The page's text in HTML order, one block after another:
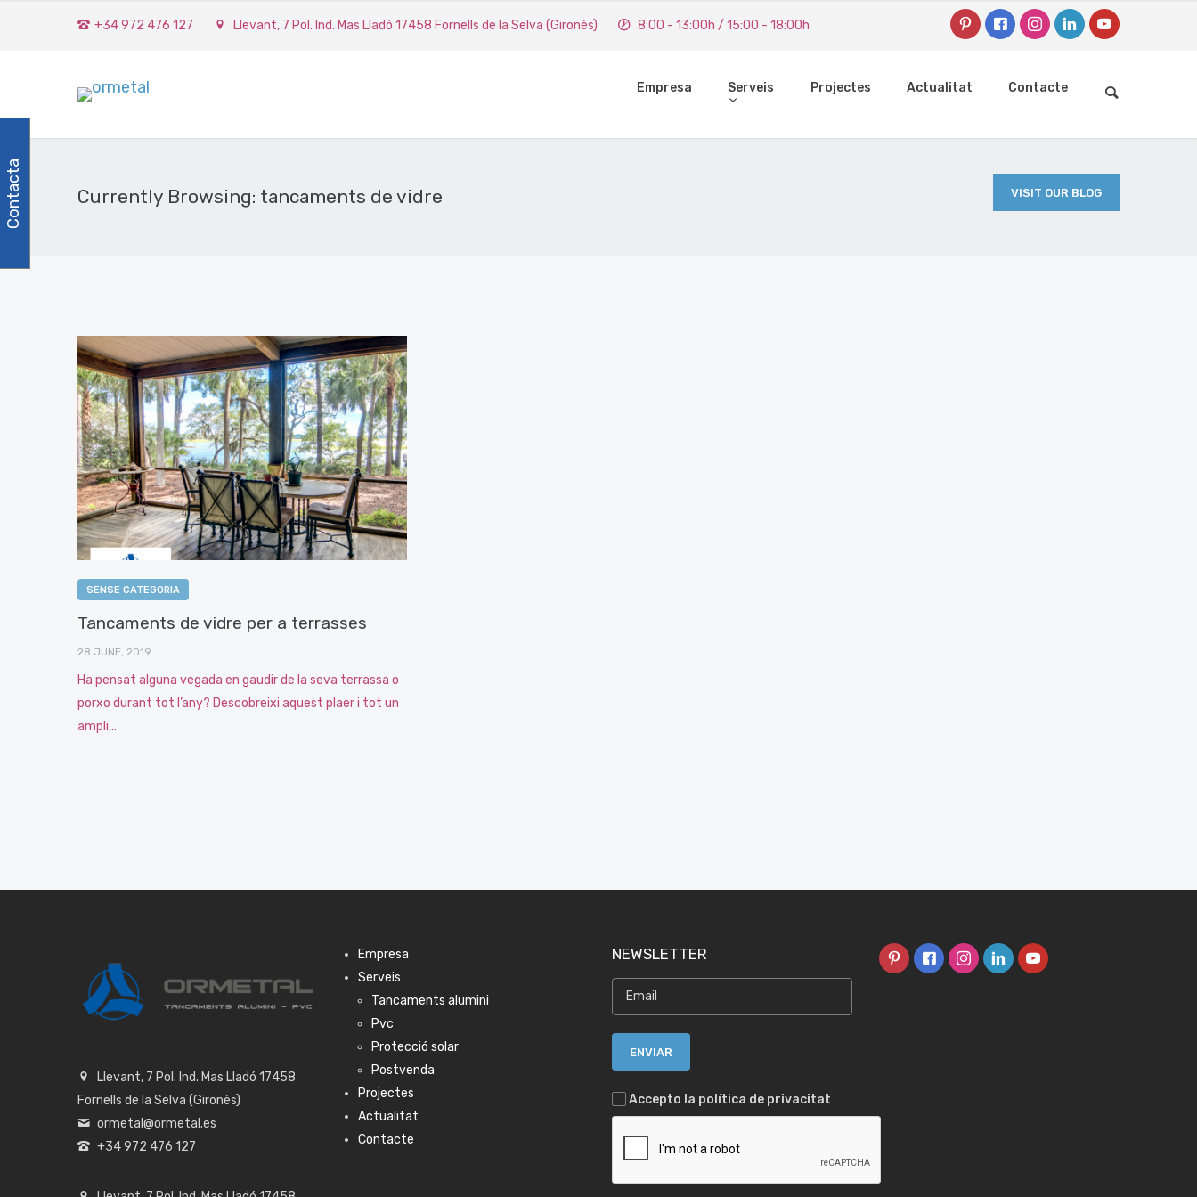
+34 972 476 127 Llevant, 7 Pol. Ind. Mas Lladó 17458 Fornells de la Selva (Gironès) 8:00 - 13:00h / 15:00 - 18:00h
Empresa Serveis Projectes Actualitat Contacte
Currently Browsing: tancaments de vidre VISIT OUR BLOG
SENSE CATEGORIA
Tancaments de vidre per a terrasses
28 JUNE, 2019
Ha pensat alguna vegada en gaudir de la seva terrassa o
porxo durant tot l’any? Descobreixi aquest plaer i tot un
ampli…
Llevant, 7 Pol. Ind. Mas Lladó 17458
Fornells de la Selva (Gironès)
ormetal@ormetal.es
+34 972 476 127
Empresa
Serveis
Tancaments alumini
Pvc
Protecció solar
Postvenda
Projectes
Actualitat
Contacte
NEWSLETTER
Accepto la política de privacitat
Contacta